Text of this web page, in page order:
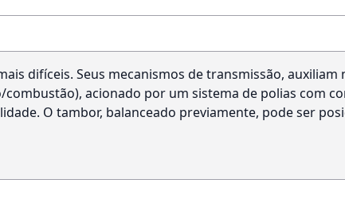
difíceis. Seus mecanismos de transmissão,
acionado por um sistema de polias com
O tambor, balanceado previamente, pode ser